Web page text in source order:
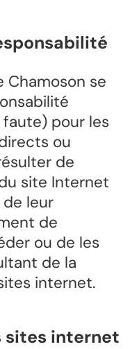
Chamoson se
pour les
ou
de
site Internet
leur
de
ou de les
de la
internet.
sites internet